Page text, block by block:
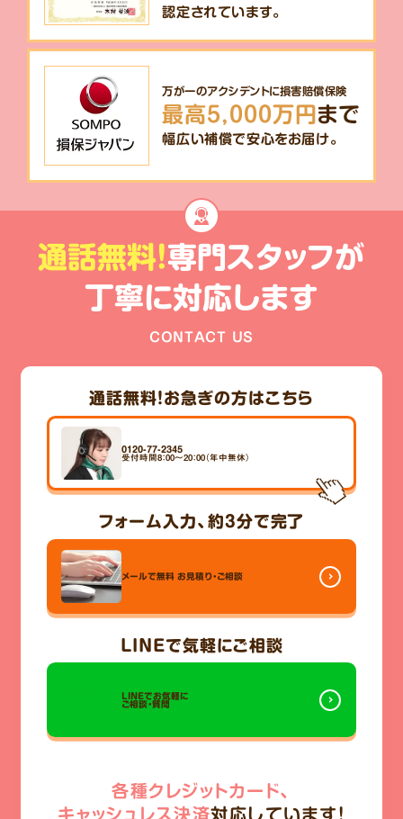
認定されています。
万が一のアクシデントに損害賠償保険
最高5,000万円まで
幅広い補償で安心をお届け。
通話無料!専門スタッフが
丁寧に対応します
CONTACT US
通話無料！お急ぎの方はこちら
0120-77-2345
受付時間8：00～20：00（年中無休）
フォーム入力、 約3分で完了
メールで無料 お見積り・ご相談
LINEで気軽にご相談
LINEでお気軽に
ご相談・質問
各種クレジットカード、
キャッシュレス決済対応しています!